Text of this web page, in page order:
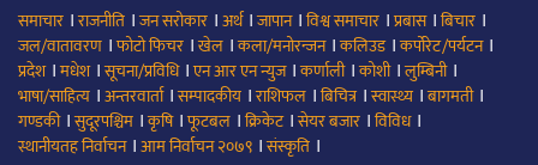
समाचार ।राजनीति ।जन सरोकार ।अर्थ।जापान।विश्व समाचार ।प्रबास।बिचार ।
जल/वातावरण ।फोटो फिचर ।खेल ।कला/मनोरन्जन।कलिउड।कर्पोरेट/पर्यटन।
प्रदेश।मधेश।सूचना/प्रविधि।एन आर एन न्युज।कर्णाली।कोशी।लुम्बिनी।
भाषा/साहित्य ।अन्तरवार्ता।सम्पादकीय ।राशिफल ।बिचित्र।स्वास्थ्य ।बागमती।
गण्डकी।सुदूरपश्चिम ।कृषि।फूटबल ।क्रिकेट।सेयर बजार ।विविध।
स्थानीयतह निर्वाचन।आम निर्वाचन २०७९ ।संस्कृति ।